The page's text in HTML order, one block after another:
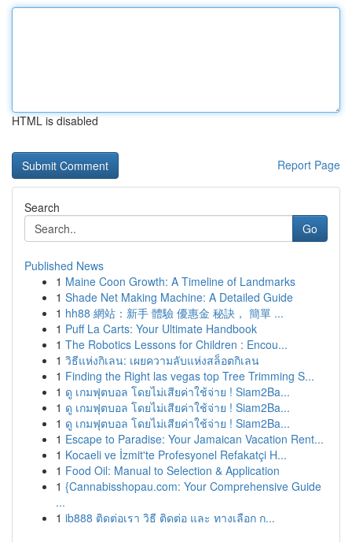
HTML is disabled
Report Page
Search
Go
Published News
1 Maine Coon Growth: A Timeline of Landmarks
1 Shade Net Making Machine: A Detailed Guide
1 hh88 網站：新手 體驗 優惠金 秘訣， 簡單 ...
1 Puff La Carts: Your Ultimate Handbook
1 The Robotics Lessons for Children : Encou...
1 วิธีแห่งกิเลน: เผยความลับแห่งสล็อตกิเลน
1 Finding the Right las vegas top Tree Trimming S...
1 ดู เกมฟุตบอล โดยไม่เสียค่าใช้จ่าย ! Siam2Ba...
1 ดู เกมฟุตบอล โดยไม่เสียค่าใช้จ่าย ! Siam2Ba...
1 ดู เกมฟุตบอล โดยไม่เสียค่าใช้จ่าย ! Siam2Ba...
1 Escape to Paradise: Your Jamaican Vacation Rent...
1 Kocaeli ve İzmit'te Profesyonel Refakatçi H...
1 Food Oil: Manual to Selection & Application
1 {Cannabisshopau.com: Your Comprehensive Guide
...
1 ib888 ติดต่อเรา วิธี ติดต่อ และ ทางเลือก ก...